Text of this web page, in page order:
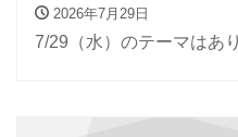
2026年7月29日
7/29（水）のテーマはあ